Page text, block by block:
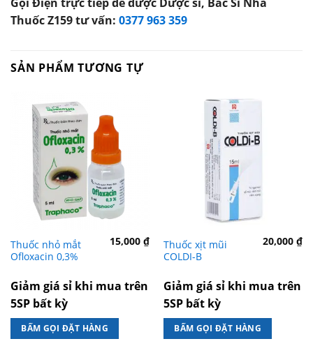
Thuốc Z159 tư vấn: 0377 963 359
SẢN PHẨM TƯƠNG TỰ
Thuốc nhỏ mắt
Ofloxacin 0,3%
15,000₫
Giảm giá sỉ khi mua trên
5SP bất kỳ
BẤM GỌI ĐẶT HÀNG
Thuốc xịt mũi
COLDI-B
20,000₫
Giảm giá sỉ khi mua trên
5SP bất kỳ
BẤM GỌI ĐẶT HÀNG